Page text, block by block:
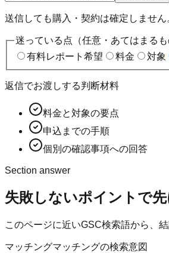
送信しても購入・契約は確定しませ
迷っている点（任意・あてはまるも
有料レポート希望
料金 対象
返信でお渡しする判断材料
料金と対象の要点
申込までの手順
個別の確認事項への回答
Section answer
失敗しないポイント で
このページに近いGSC検索語から、
マッチングマッチングの検索意図